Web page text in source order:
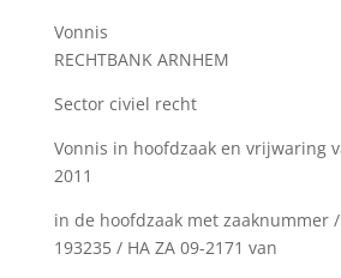
Vonnis
RECHTBANK ARNHEM
Sector civiel recht
Vonnis in hoofdzaak en vrijwaring
2011
in de hoofdzaak met zaaknummer
193235 / HA ZA 09-2171 van